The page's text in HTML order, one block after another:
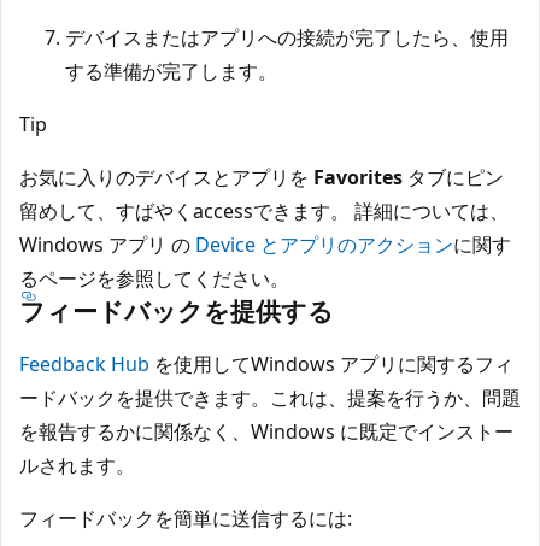
デバイスまたはアプリへの接続が完了したら、使用
する準備が完了します。
Tip
お気に入りのデバイスとアプリを Favorites タブにピン
留めして、すばやくaccessできます。 詳細については、
Windows アプリ の Device とアプリのアクションに関す
るページを参照してください。
フィードバックを提供する
Feedback Hub を使用してWindows アプリに関するフィ
ードバックを提供できます。これは、提案を行うか、問題
を報告するかに関係なく、Windows に既定でインストー
ルされます。
フィードバックを簡単に送信するには: